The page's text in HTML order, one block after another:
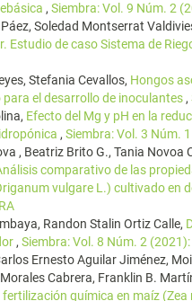
, Siembra: Vol. 9 Núm. 2
Soledad Montserrat
Estudio de caso Sistema de
Stefania Cevallos, Hongos
el desarrollo de inoculantes ,
Efecto del Mg y pH en la
, Siembra: Vol. 3 Núm.
, Beatriz Brito G., Tania Novoa
comparativo de las
vulgare L.) cultivado en
Randon Stalin Ortiz Calle,
, Siembra: Vol. 8 Núm. 2 (2021):
Ernesto Aguilar Jiménez,
Cabrera, Franklin B.
química en maíz